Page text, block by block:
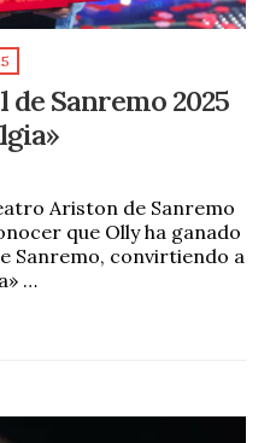
Sanremo 2025
Ariston de Sanremo
que Olly ha ganado
Sanremo, convirtiendo a
…